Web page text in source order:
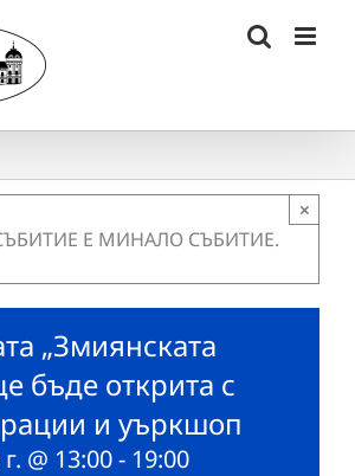
Е МИНАЛО СЪБИТИЕ.
×
„Змиянската
бъде открита с
и уъркшоп
@ 13:00- 19:00